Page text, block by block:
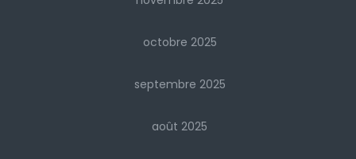
octobre 2025
septembre 2025
août 2025